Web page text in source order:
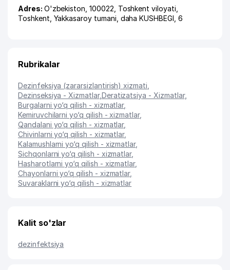
Adres: O'zbekiston, 100022, Toshkent viloyati
Toshkent Yakkasaroy tumani daha KUSHBEGI , 6
Rubrikalar
Dezinfeksiya (zararsizlantirish) xizmati
Dezinseksiya - Xizmatlar,Deratizatsiya - Xizmatlar,
Burgalarni yo‘q qilish - xizmatlar,
Kemiruvchilarni yo‘q qilish - xizmatlar,
Qandalani yo‘q qilish - xizmatlar,
Chivinlarni yo‘q qilish - xizmatlar,
Kalamushlarni yo‘q qilish - xizmatlar,
Sichqonlarni yo‘q qilish - xizmatlar,
Hasharotlarni yo‘q qilish - xizmatlar,
Chayonlarni yo‘q qilish - xizmatlar,
Suvaraklarni yo‘q qilish - xizmatlar
Kalit so'zlar
dezinfektsiya